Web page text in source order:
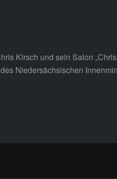
Kirsch und sein Salon
Niedersächsischen